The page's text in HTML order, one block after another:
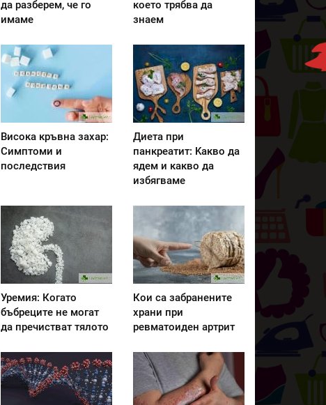
да разберем, че го
имаме
което трябва да
знаем
Висока кръвна захар:
Симптоми и
последствия
Диета при
панкреатит: Kакво да
ядем и какво да
избягваме
Уремия: Когато
бъбреците не могат
да пречистват тялото
Кои са забранените
храни при
ревматоиден артрит